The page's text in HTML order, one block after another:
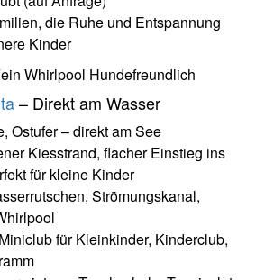
die Ruhe und Entspannung
Kinder
Whirlpool Hundefreundlich
– Direkt am Wasser
Ostufer – direkt am See
Kiesstrand, flacher Einstieg ins
für kleine Kinder
Strömungskanal,
Miniclub für Kleinkinder, Kinderclub,